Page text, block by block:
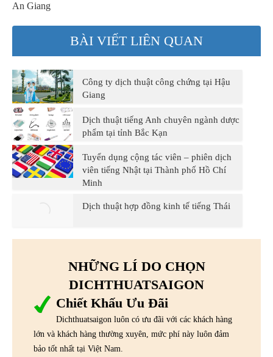
An Giang
BÀI VIẾT LIÊN QUAN
Công ty dịch thuật công chứng tại Hậu
Giang
Dịch thuật tiếng Anh chuyên ngành dược
phẩm tại tỉnh Bắc Kạn
Tuyển dụng cộng tác viên – phiên dịch
viên tiếng Nhật tại Thành phố Hồ Chí
Minh
Dịch thuật hợp đồng kinh tế tiếng Thái
NHỮNG LÍ DO CHỌN
DICHTHUATSAIGON
Chiết Khấu Ưu Đãi
Dichthuatsaigon luôn có ưu đãi với các khách hàng
lớn và khách hàng thường xuyên, mức phí này luôn đảm
bảo tốt nhất tại Việt Nam.